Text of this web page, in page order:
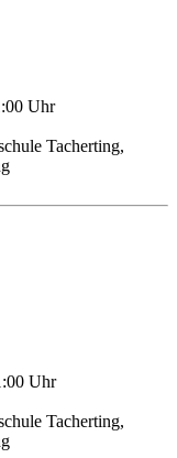
Uhr
Tacherting,
Uhr
Tacherting,